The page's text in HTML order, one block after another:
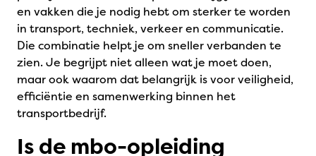
en vakken die je nodig hebt om sterker te worden
in transport, techniek, verkeer en communicatie.
Die combinatie helpt je om sneller verbanden te
zien. Je begrijpt niet alleen wat je moet doen,
maar ook waarom dat belangrijk is voor veiligheid,
efficiëntie en samenwerking binnen het
transportbedrijf.
Is de mbo-opleiding